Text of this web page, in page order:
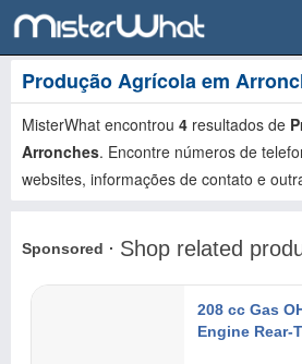
Produção Agrícola em
MisterWhat encontrou 4 resultados de
Arronches. Encontre números de
websites, informações de contato e